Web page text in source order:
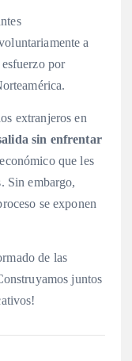
a
por
extranjeros en
sin enfrentar
que les
Sin embargo,
se exponen
de las
juntos